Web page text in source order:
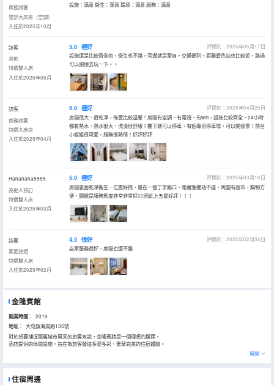
商務旅客
雲舒大床房（空調）
入住於2025年10月
設施：滿意 衞生：滿意 環境：滿意 服務：滿意
訪客
其他
特價雙人床
入住於2025年05月
5.0 極好
評價於：2025年05月17日
設施還是比較齊全的，衞生也不錯，旁邊就是蒙自，交通便利。距離碧色站也比較近，路過
可以順便去玩一下。。
訪客
商務旅客
特價大床房
入住於2025年04月
5.0 極好
評價於：2025年04月26日
房間很大、很乾凈，佈置比較温馨！房間有空調、有電視、有wifi，設施比較齊全，24小時
都有熱水，熱水很大，洗澡很舒服！樓下就可以停車，有個專用停車場，可以開發票！前台
小姐姐很可愛，服務很熱情！好評好評
Hahahaha5555
為他人預訂
特價雙人床
入住於2025年03月
5.0 極好
評價於：2025年03月16日
房間裏面乾淨衞生，位置好找，是在一個丁字路口，距離客運站不遠，周圍有超市，購物方
便，關鍵是服務態度非常非常好👌🏻因此上五星好評！！！
訪客
家庭旅遊
特價雙人床
入住於2025年02月
4.5 很好
評價於：2025年02月04日
店家服務很好，房間也還不錯
金隆賓館
開業時間： 2019
地址：
大屯鎮海風路135號
對於想要捕捉箇舊城市風采的旅客來說，金隆賓館是一個理想的選擇。
酒店提供的休閒設施，旨在為旅客營造多姿多彩、奢華完美的住宿體驗。
展開
住宿周邊